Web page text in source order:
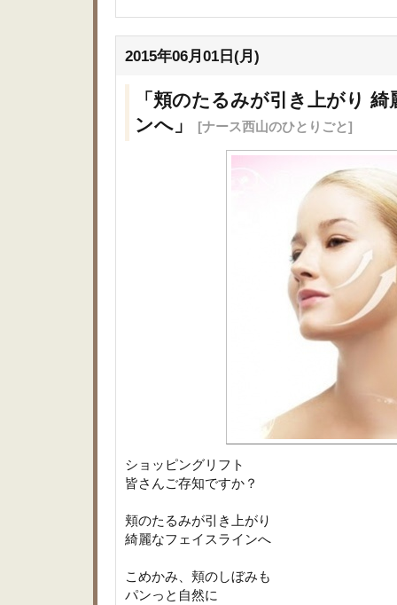
2015年06月01日(月)
「頬のたるみが引き上がり
ンへ」
[ナース西山のひとりごと]
ショッピングリフト
皆さんご存知ですか？
頬のたるみが引き上がり
綺麗なフェイスラインへ
こめかみ、頬のしぼみも
パンっと自然に